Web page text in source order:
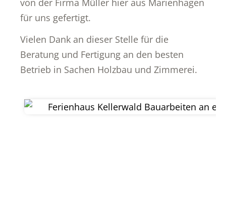
von der Firma Müller hier aus Marienhagen
für uns gefertigt.
Vielen Dank an dieser Stelle für die
Beratung und Fertigung an den besten
Betrieb in Sachen Holzbau und Zimmerei.